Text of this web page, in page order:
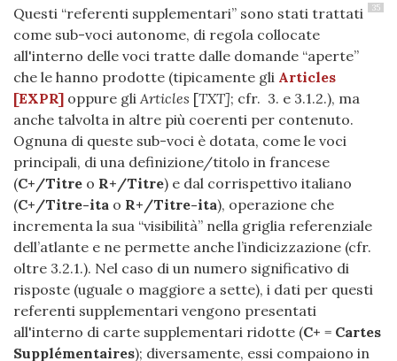
35
Questi “referenti supplementari” sono stati trattati
come sub-voci autonome, di regola collocate
all'interno delle voci tratte dalle domande “aperte”
che le hanno prodotte (tipicamente gli Articles
[EXPR] oppure gli Articles [TXT]; cfr. 3. e 3.1.2.), ma
anche talvolta in altre più coerenti per contenuto.
Ognuna di queste sub-voci è dotata, come le voci
principali, di una definizione/titolo in francese
(C+/Titre o R+/Titre) e dal corrispettivo italiano
(C+/Titre-ita o R+/Titre-ita), operazione che
incrementa la sua “visibilità” nella griglia referenziale
dell’atlante e ne permette anche l’indicizzazione (cfr.
oltre 3.2.1.). Nel caso di un numero significativo di
risposte (uguale o maggiore a sette), i dati per questi
referenti supplementari vengono presentati
all'interno di carte supplementari ridotte (C+ = Cartes
Supplémentaires); diversamente, essi compaiono in